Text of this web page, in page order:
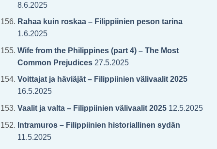
8.6.2025
Rahaa kuin roskaa – Filippiinien peson tarina
1.6.2025
Wife from the Philippines (part 4) – The Most
Common Prejudices27.5.2025
Voittajat ja häviäjät – Filippiinien välivaalit 2025
16.5.2025
Vaalit ja valta – Filippiinien välivaalit 202512.5.2025
Intramuros – Filippiinien historiallinen sydän
11.5.2025